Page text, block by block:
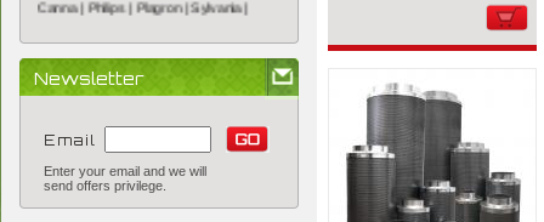
Newsletter
Email
Enter your email and we will
send offers privilege.